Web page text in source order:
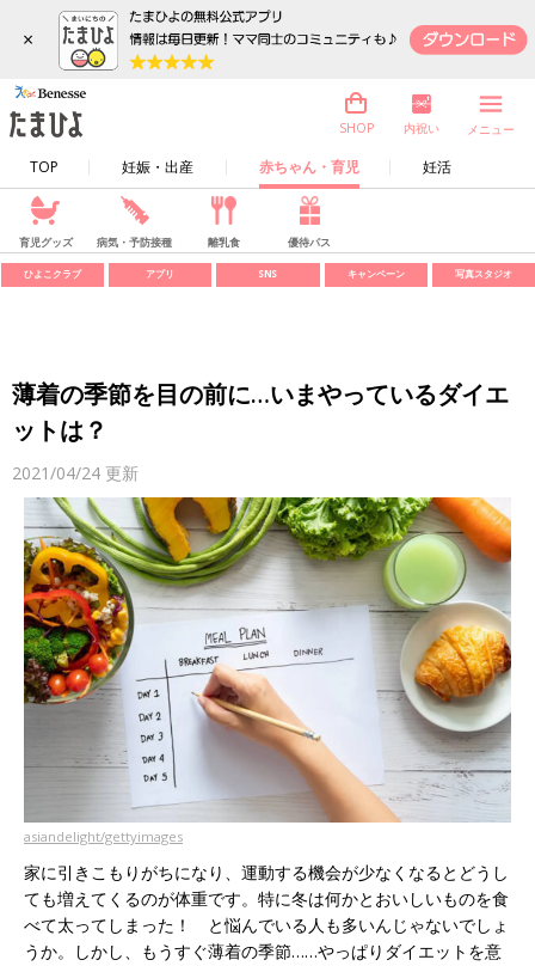
×
TOP 妊娠・出産 赤ちゃん・育児 妊活
SHOP 内祝い メニュー
育児グッズ 病気・予防接種 離乳食 優待パス
ひよこクラブ アプリ SNS キャンペーン 写真スタジオ
薄着の季節を目の前に…いまやっているダイエ
ットは？
2021/04/24 更新
asiandelight/gettyimages
家に引きこもりがちになり、運動する機会が少なくなるとどうし
ても増えてくるのが体重です。特に冬は何かとおいしいものを食
べて太ってしまった！ と悩んでいる人も多いんじゃないでしょ
うか。しかし、もうすぐ薄着の季節……やっぱりダイエットを意